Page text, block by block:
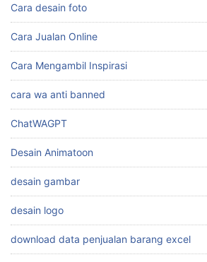
Cara desain foto
Cara Jualan Online
Cara Mengambil Inspirasi
cara wa anti banned
ChatWAGPT
Desain Animatoon
desain gambar
desain logo
download data penjualan barang excel